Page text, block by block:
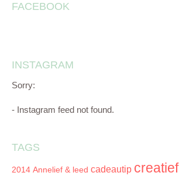
FACEBOOK
INSTAGRAM
Sorry:
- Instagram feed not found.
TAGS
2014 Annelief & leed cadeautip creatief